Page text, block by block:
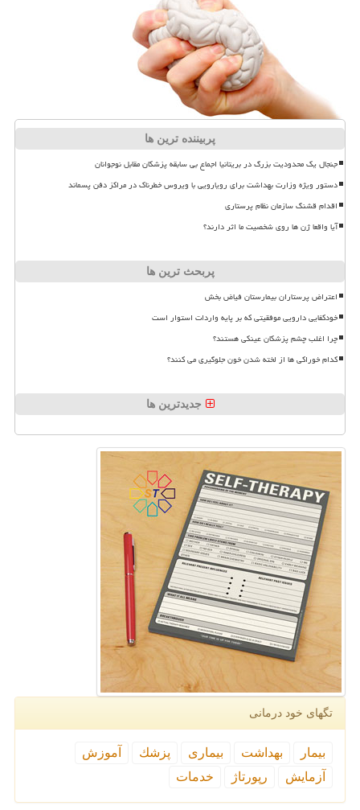
پربیننده ترین ها
جنجال یک محدودیت بزرگ در بریتانیا اجماع بی سابقه پزشکان مقابل نوجوانان
دستور ویژه وزارت بهداشت برای رویارویی با ویروس خطرناک در مراکز دفن پسماند
اقدام قشنگ سازمان نظام پرستاری
آیا واقعا ژن ها روی شخصیت ما اثر دارند؟
پربحث ترین ها
اعتراض پرستاران بیمارستان فیاض بخش
خودکفایی دارویی موفقیتی که بر پایه واردات استوار است
چرا اغلب چشم پزشکان عینکی هستند؟
کدام خوراکی ها از لخته شدن خون جلوگیری می کنند؟
جدیدترین ها
تگهای خود درمانی
بیمار بهداشت بیماری پزشك
آموزش
آزمایش
رپورتاژ خدمات